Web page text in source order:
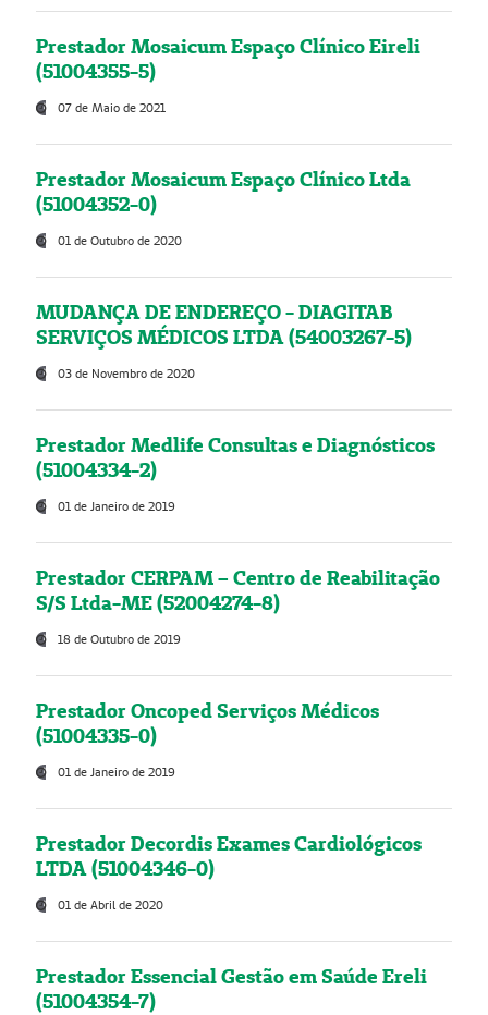
Prestador Mosaicum Espaço Clínico Eireli
(51004355-5)
07 de Maio de 2021
Prestador Mosaicum Espaço Clínico Ltda
(51004352-0)
01 de Outubro de 2020
MUDANÇA DE ENDEREÇO - DIAGITAB
SERVIÇOS MÉDICOS LTDA (54003267-5)
03 de Novembro de 2020
Prestador Medlife Consultas e Diagnósticos
(51004334-2)
01 de Janeiro de 2019
Prestador CERPAM – Centro de Reabilitação
S/S Ltda-ME (52004274-8)
18 de Outubro de 2019
Prestador Oncoped Serviços Médicos
(51004335-0)
01 de Janeiro de 2019
Prestador Decordis Exames Cardiológicos
LTDA (51004346-0)
01 de Abril de 2020
Prestador Essencial Gestão em Saúde Ereli
(51004354-7)